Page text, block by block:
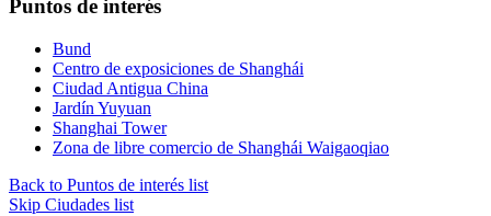
Puntos de interés
Bund
Centro de exposiciones de Shanghái
Ciudad Antigua China
Jardín Yuyuan
Shanghai Tower
Zona de libre comercio de Shanghái Waigaoqiao
Back to Puntos de interés list
Skip Ciudades list